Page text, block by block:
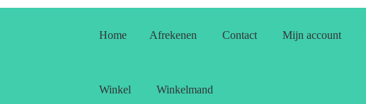
door
naar
Home Afrekenen Contact Mijn account
Winkel Winkelmand